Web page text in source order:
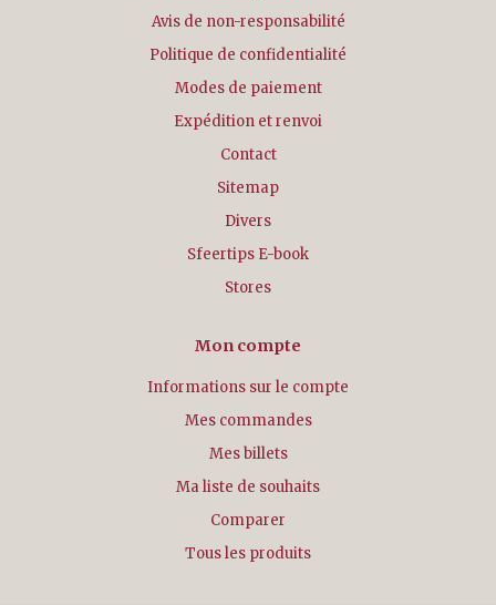
Avis de non-responsabilité
Politique de confidentialité
Modes de paiement
Expédition et renvoi
Contact
Sitemap
Divers
Sfeertips E-book
Stores
Mon compte
Informations sur le compte
Mes commandes
Mes billets
Ma liste de souhaits
Comparer
Tous les produits